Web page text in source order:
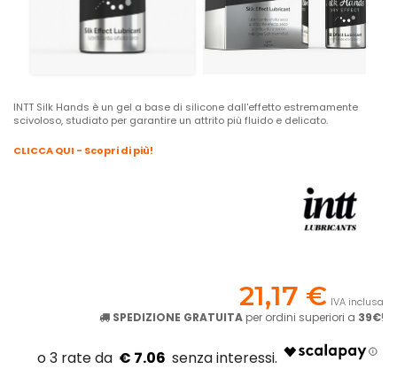
INTT Silk Hands è un gel a base di silicone dall'effetto estremamente
scivoloso, studiato per garantire un attrito più fluido e delicato.
CLICCA QUI - Scopri di più!
21,17 € IVA inclusa
SPEDIZIONE GRATUITA per ordini superiori a 39€!
€ 7.06